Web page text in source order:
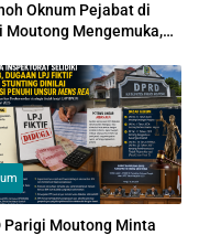
Oknum Pejabat di
Moutong Mengemuka,
Dinas
Parigi Moutong Minta